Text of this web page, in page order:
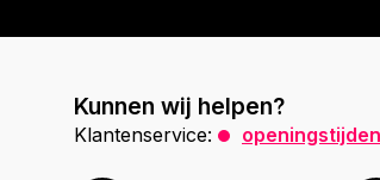
Kunnen wij helpen?
Klantenservice: openingstijden